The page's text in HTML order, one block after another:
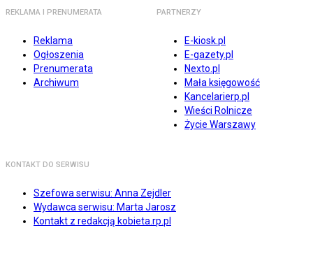
REKLAMA I PRENUMERATA
Reklama
Ogłoszenia
Prenumerata
Archiwum
PARTNERZY
E-kiosk.pl
E-gazety.pl
Nexto.pl
Mała księgowość
Kancelarierp.pl
Wieści Rolnicze
Życie Warszawy
KONTAKT DO SERWISU
Szefowa serwisu: Anna Zejdler
Wydawca serwisu: Marta Jarosz
Kontakt z redakcją kobieta.rp.pl